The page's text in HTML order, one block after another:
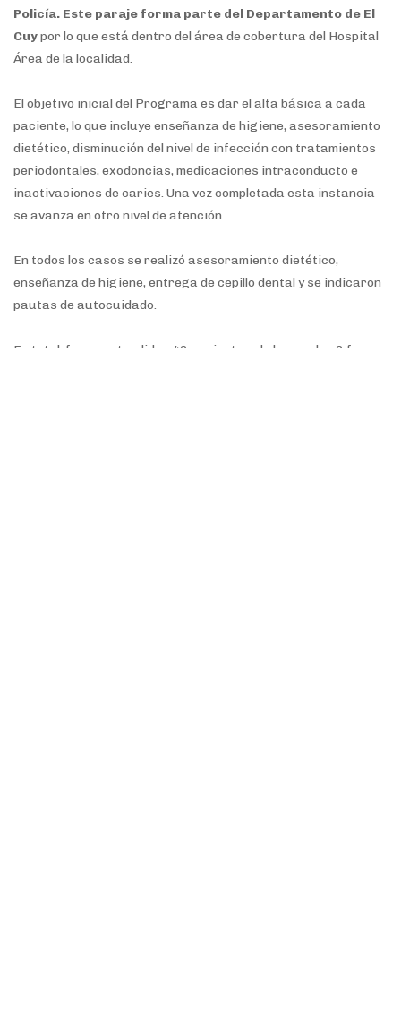
Policía. Este paraje forma parte del Departamento de El
Cuypor lo que está dentro del área de cobertura del Hospital
Área de la localidad.
El objetivo inicial del Programa es dar el alta básica a cada
paciente, lo que incluye enseñanza de higiene, asesoramiento
dietético, disminución del nivel de infección con tratamientos
periodontales, exodoncias, medicaciones intraconducto e
inactivaciones de caries. Una vez completada esta instancia
se avanza en otro nivel de atención.
En todos los casos se realizó asesoramiento dietético,
enseñanza de higiene, entrega de cepillo dental y se indicaron
pautas de autocuidado.
En total, fueron atendidos 46 pacientes, de los cuales 6 fueron